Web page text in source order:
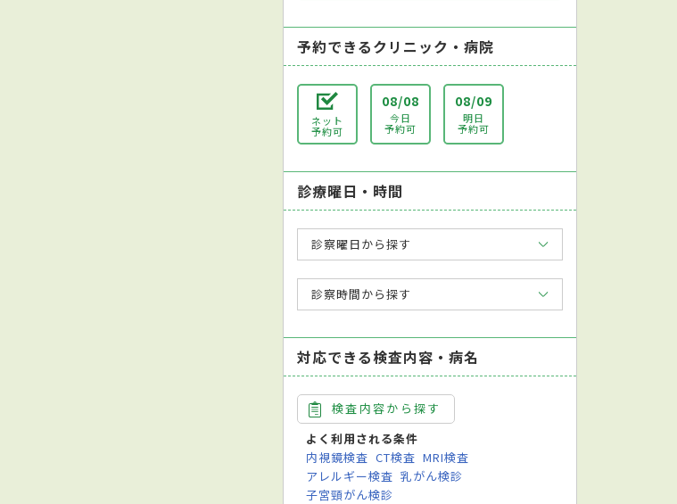
予約できるクリニック・病院
ネット
予約可
08/08
今日
予約可
08/09
明日
予約可
診療曜日・時間
診察曜日から探す
診察時間から探す
対応できる検査内容・病名
検査内容から探す
よく利用される条件
内視鏡検査 CT検査 MRI検査
アレルギー検査 乳がん検診
子宮頸がん検診